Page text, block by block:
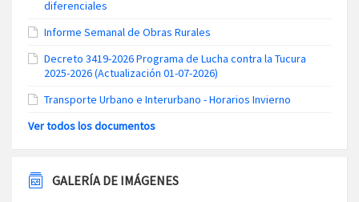
diferenciales
Informe Semanal de Obras Rurales
Decreto 3419-2026 Programa de Lucha contra la Tucura
2025-2026 (Actualización 01-07-2026)
Transporte Urbano e Interurbano - Horarios Invierno
Ver todos los documentos
GALERÍA DE IMÁGENES